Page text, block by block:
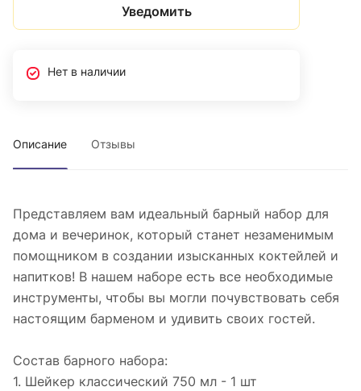
Уведомить
Нет в наличии
Описание Отзывы
Представляем вам идеальный барный набор для
дома и вечеринок, который станет незаменимым
помощником в создании изысканных коктейлей и
напитков! В нашем наборе есть все необходимые
инструменты, чтобы вы могли почувствовать себя
настоящим барменом и удивить своих гостей.
Состав барного набора:
1. Шейкер классический 750 мл - 1 шт